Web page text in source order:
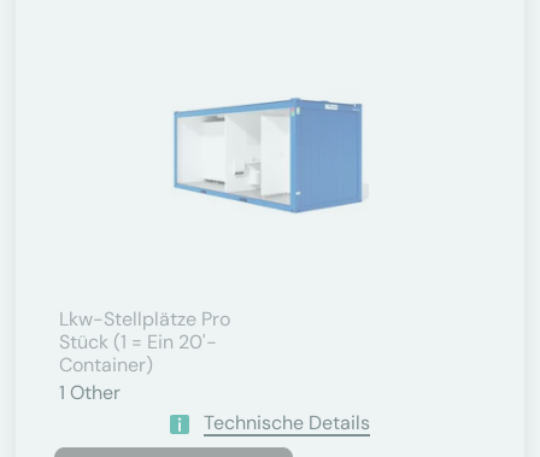
Lkw-Stellplätze Pro
Stück (1 = Ein 20'-
Container)
1 Other
Technische Details